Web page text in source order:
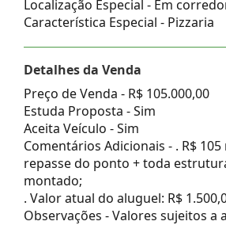
Localização Especial - Em
Característica Especial - Pizzaria
Detalhes da Venda
Preço de Venda - R$ 105.000,00
Estuda Proposta - Sim
Aceita Veículo - Sim
Comentários Adicionais - . R$
repasse do ponto + toda
montado;
. Valor atual do aluguel: R$
Observações - Valores sujeitos a